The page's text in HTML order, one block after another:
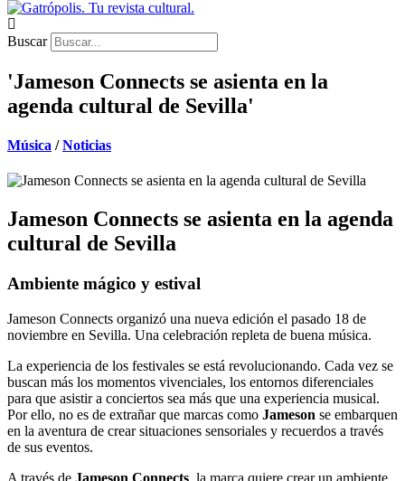
Buscar
'Jameson Connects se asienta en la
agenda cultural de Sevilla'
Música /Noticias
Jameson Connects se asienta en la agenda
cultural de Sevilla
Ambiente mágico y estival
Jameson Connects organizó una nueva edición el pasado 18 de
noviembre en Sevilla. Una celebración repleta de buena música.
La experiencia de los festivales se está revolucionando. Cada vez se
buscan más los momentos vivenciales, los entornos diferenciales
para que asistir a conciertos sea más que una experiencia musical.
Por ello, no es de extrañar que marcas como Jameson se embarquen
en la aventura de crear situaciones sensoriales y recuerdos a través
de sus eventos.
A través de Jameson Connects, la marca quiere crear un ambiente